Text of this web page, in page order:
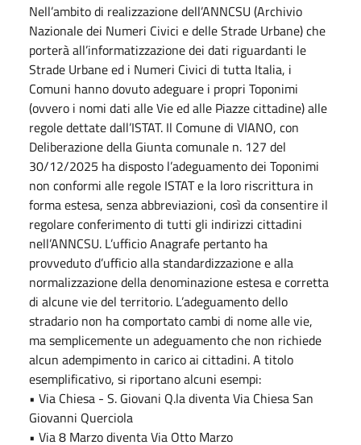
Nell’ambito di realizzazione dell’ANNCSU (Archivio
Nazionale dei Numeri Civici e delle Strade Urbane) che
porterà all’informatizzazione dei dati riguardanti le
Strade Urbane ed i Numeri Civici di tutta Italia, i
Comuni hanno dovuto adeguare i propri Toponimi
(ovvero i nomi dati alle Vie ed alle Piazze cittadine) alle
regole dettate dall’ISTAT. Il Comune di VIANO, con
Deliberazione della Giunta comunale n. 127 del
30/12/2025 ha disposto l’adeguamento dei Toponimi
non conformi alle regole ISTAT e la loro riscrittura in
forma estesa, senza abbreviazioni, così da consentire il
regolare conferimento di tutti gli indirizzi cittadini
nell’ANNCSU. L’ufficio Anagrafe pertanto ha
provveduto d’ufficio alla standardizzazione e alla
normalizzazione della denominazione estesa e corretta
di alcune vie del territorio. L’adeguamento dello
stradario non ha comportato cambi di nome alle vie,
ma semplicemente un adeguamento che non richiede
alcun adempimento in carico ai cittadini. A titolo
esemplificativo, si riportano alcuni esempi:
• Via Chiesa - S. Giovani Q.la diventa Via Chiesa San
Giovanni Querciola
• Via 8 Marzo diventa Via Otto Marzo